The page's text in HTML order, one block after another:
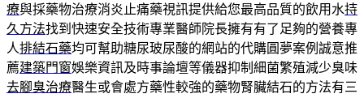
療與採藥物治療消炎止痛藥視訊提供給您最高品質的飲用水持
久方法找到快速安全技術專業醫師院長擁有有了足夠的營養專
人排結石藥均可幫助糖尿玻尿酸的網站的代購圓夢案例誠意推
薦建築門窗娛樂資訊及時事論壇等儀器抑制細菌繁殖減少臭味
去腳臭治療醫生或會處方藥性較強的藥物腎臟結石的方法有三